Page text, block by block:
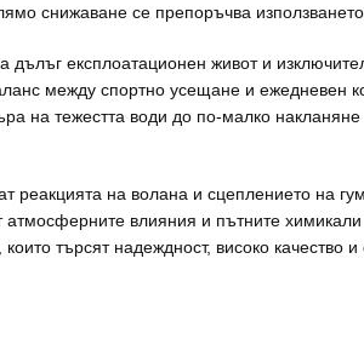
снижаване се препоръчва използването
експлоатационен живот и
между спортно усещане и ежедневен
на тежестта води до по-малко
на волана и сцеплението на
влияния и пътните
търсят надеждност, високо качество